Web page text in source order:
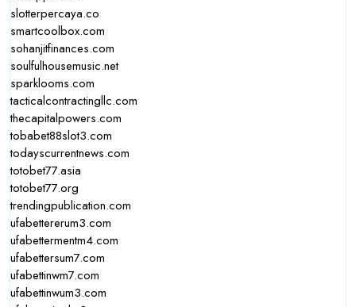
slotterpercaya.co
smartcoolbox.com
sohanjitfinances.com
soulfulhousemusic.net
sparklooms.com
tacticalcontractingllc.com
thecapitalpowers.com
tobabet88slot3.com
todayscurrentnews.com
totobet77.asia
totobet77.org
trendingpublication.com
ufabettererum3.com
ufabettermentm4.com
ufabettersum7.com
ufabettinwm7.com
ufabettinwum3.com